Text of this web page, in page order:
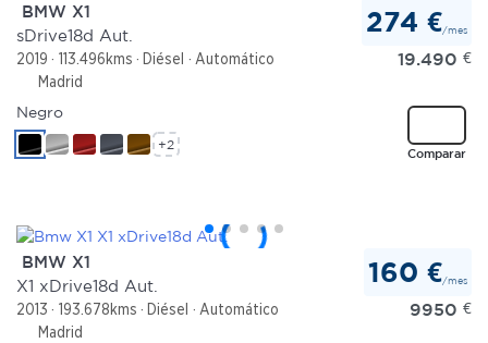
BMW X1
sDrive18d Aut.
2019 113.496kms Diésel
Automático
Madrid
274 €/mes
19.490 €
Comparar
Negro
+2
BMW X1
X1 xDrive18d Aut.
2013 193.678kms Diésel
Automático
Madrid
160 €/mes
9950 €